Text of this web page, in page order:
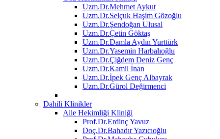
Uzm.Dr.Mehmet Aykut
Uzm.Dr.Selçuk Haşim Gözoğlu
Uzm.Dr.Şendoğan Ulusal
Uzm.Dr.Çetin Göktaş
Uzm.Dr.Damla Aydın Yurttürk
Uzm.Dr.Yasemin Harbalıoğlu
Uzm.Dr.Çiğdem Deniz Genç
Uzm.Dr.Kamil İnan
Uzm.Dr.İpek Genç Albayrak
Uzm.Dr.Gürol Değirmenci
Dahili Klinikler
Aile Hekimliği Kliniği
Prof.Dr.Erdinç Yavuz
Doç.Dr.Bahadır Yazıcıoğlu